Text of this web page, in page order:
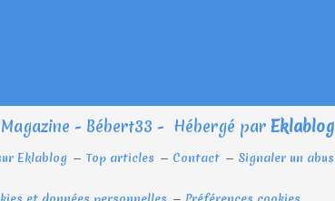
Magazine - Bébert33 - Hébergé par Eklablog
Eklablog Top articles Contact Signaler un abus